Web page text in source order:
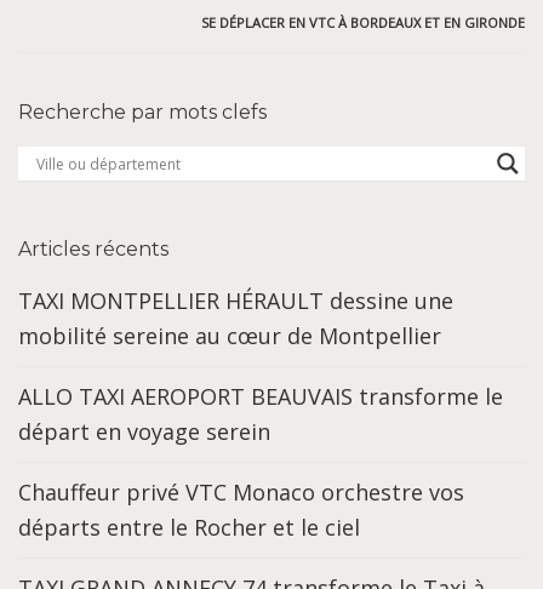
SE DÉPLACER EN VTC À BORDEAUX ET EN GIRONDE
Recherche par mots clefs
Articles récents
TAXI MONTPELLIER HÉRAULT dessine une
mobilité sereine au cœur de Montpellier
ALLO TAXI AEROPORT BEAUVAIS transforme le
départ en voyage serein
Chauffeur privé VTC Monaco orchestre vos
départs entre le Rocher et le ciel